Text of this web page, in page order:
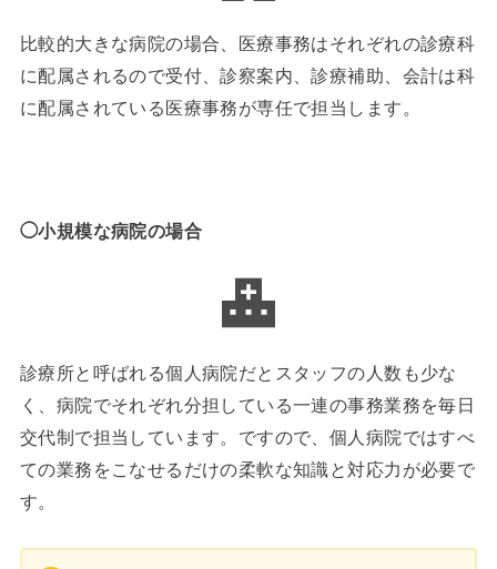
比較的大きな病院の場合、医療事務はそれぞれの診療科
に配属されるので受付、診察案内、診療補助、会計は科
に配属されている医療事務が専任で担当します。
◯小規模な病院の場合
診療所と呼ばれる個人病院だとスタッフの人数も少な
く、病院でそれぞれ分担している一連の事務業務を毎日
交代制で担当しています。ですので、個人病院ではすべ
ての業務をこなせるだけの柔軟な知識と対応力が必要で
す。